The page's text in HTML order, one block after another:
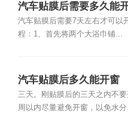
汽车贴膜后需要多久能
汽车贴膜后需要7天左右才可以
程：1、首先将两个大浴巾铺...
汽车贴膜后多久能开窗
三天。刚贴膜后的三天之内不
周以内尽量避免开窗，以免水